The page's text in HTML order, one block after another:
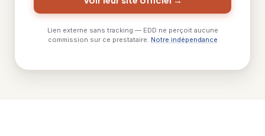
Lien externe sans tracking — EDD ne perçoit aucune
commission sur ce prestataire. Notre indépendance